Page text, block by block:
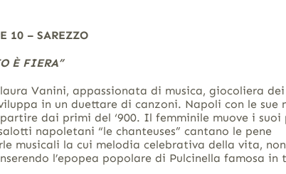
10 – SAREZZO
È FIERA”
Vanini, appassionata di musica, giocoliera dei
in un duettare di canzoni. Napoli con le sue
dai primi del ‘900. Il femminile muove i suoi
napoletani “le chanteuses” cantano le pene
musicali la cui melodia celebrativa della vita, non
l’epopea popolare di Pulcinella famosa in